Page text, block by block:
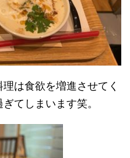
は食欲を増進させてく
てしまいます笑。